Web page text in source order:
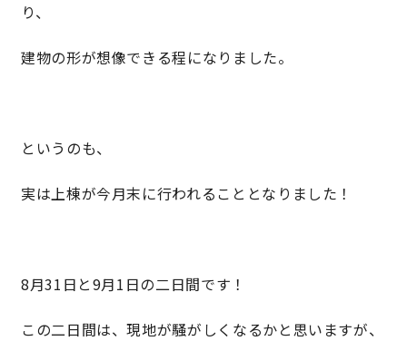
nattoku住宅 10のこだわり
り、
建物の形が想像できる程になりました。
というのも、
実は上棟が今月末に行われることとなりました！
8月31日と9月1日の二日間です！
この二日間は、現地が騒がしくなるかと思いますが、